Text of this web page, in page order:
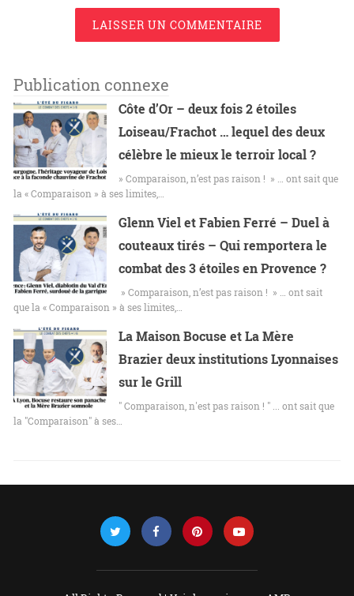
LAISSER UN COMMENTAIRE
Publication connexe
Côte d’Or – deux fois 2 étoiles
Loiseau/Frachot … lequel des deux
célèbre le mieux le terroir local ?
» Comparaison, n’est pas raison ! » … ont sait que
la « Comparaison » à ses limites,…
Glenn Viel et Fabien Ferré – Duel à
couteaux tirés – Qui remportera le
combat des 3 étoiles en Provence ?
» Comparaison, n’est pas raison ! » … ont sait
que la « Comparaison » à ses limites,…
La Maison Bocuse et La Mère
Brazier deux institutions Lyonnaises
sur le Grill
" Comparaison, n'est pas raison ! " ... ont sait que
la "Comparaison" à ses…